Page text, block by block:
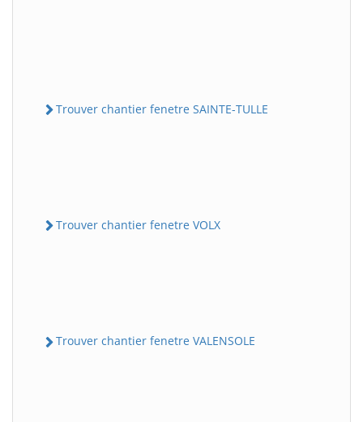
Trouver chantier fenetre SAINTE-TULLE
Trouver chantier fenetre VOLX
Trouver chantier fenetre VALENSOLE